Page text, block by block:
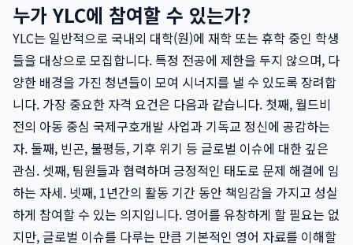
누가 YLC에 참여할 수 있는가?
YLC는 일반적으로 국내외 대학(원)에 재학 또는 휴학 중인 학생
들을 대상으로 모집합니다. 특정 전공에 제한을 두지 않으며, 다
양한 배경을 가진 청년들이 모여 시너지를 낼 수 있도록 장려합
니다. 가장 중요한 자격 요건은 다음과 같습니다. 첫째, 월드비
전의 아동 중심 국제구호개발 사업과 기독교 정신에 공감하는
자. 둘째, 빈곤, 불평등, 기후 위기 등 글로벌 이슈에 대한 깊은
관심. 셋째, 팀원들과 협력하며 긍정적인 태도로 문제 해결에 임
하는 자세. 넷째, 1년간의 활동 기간 동안 책임감을 가지고 성실
하게 참여할 수 있는 의지입니다. 영어를 유창하게 할 필요는 없
지만, 글로벌 이슈를 다루는 만큼 기본적인 영어 자료를 이해할